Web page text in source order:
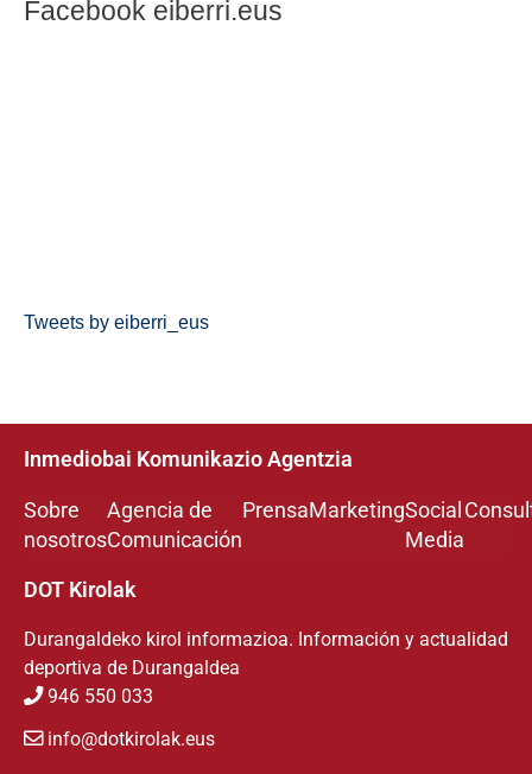
Facebook eiberri.eus
Tweets by eiberri_eus
Inmediobai Komunikazio Agentzia
Sobre
nosotros
Agencia de
Comunicación
PrensaMarketingSocial
Media
DOT Kirolak
Durangaldeko kirol informazioa. Información y actualidad
deportiva de Durangaldea
946 550 033
info@dotkirolak.eus